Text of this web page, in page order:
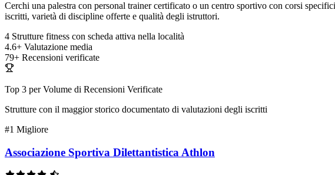
Cerchi una palestra con personal trainer certificato o un centro sportivo con corsi
iscritti, varietà di discipline offerte e qualità degli istruttori.
4 Strutture fitness con scheda attiva nella località
4.6+ Valutazione media
79+ Recensioni verificate
Top 3 per Volume di Recensioni Verificate
Strutture con il maggior storico documentato di valutazioni degli iscritti
#1 Migliore
Associazione Sportiva Dilettantistica Athlon